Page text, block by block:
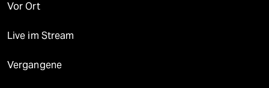
Vor Ort
Live im Stream
Vergangene